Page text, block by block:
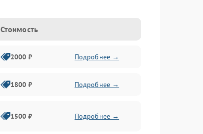
Стоимость
2000 ₽ Подробнее →
1800 ₽ Подробнее →
1500 ₽ Подробнее →